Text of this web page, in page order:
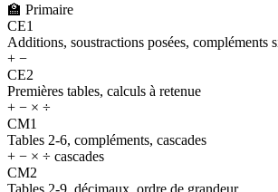
🏫 Primaire
CE1
Additions, soustractions posées, compléments
+ −
CE2
Premières tables, calculs à retenue
+ − × ÷
CM1
Tables 2-6, compléments, cascades
+ − × ÷ cascades
CM2
Tables 2-9, décimaux, ordre de grandeur